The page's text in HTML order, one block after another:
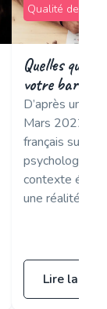
Qualité de vie
Quelles
votre
D’après un
Mars 2022,
français sur
psychologique
contexte
une réalité de
Lire la